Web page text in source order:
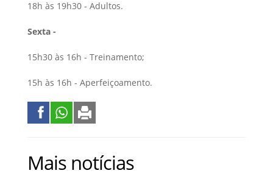
18h às 19h30 - Adultos.
Sexta -
15h30 às 16h - Treinamento;
15h às 16h - Aperfeiçoamento.
Mais notícias